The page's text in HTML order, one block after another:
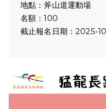
地點：斧山道運動場
名額：100
截止報名日期：2025-